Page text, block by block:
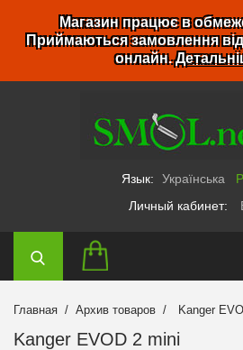
Магазин працює в
Приймаються замовлення
онлайн.
Язык: Українська
Личный кабинет:
Главная Архив товаров Kanger
Kanger EVOD 2 mini